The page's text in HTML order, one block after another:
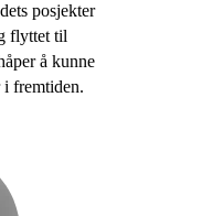
posjekter
flyttet til
å kunne
i fremtiden.